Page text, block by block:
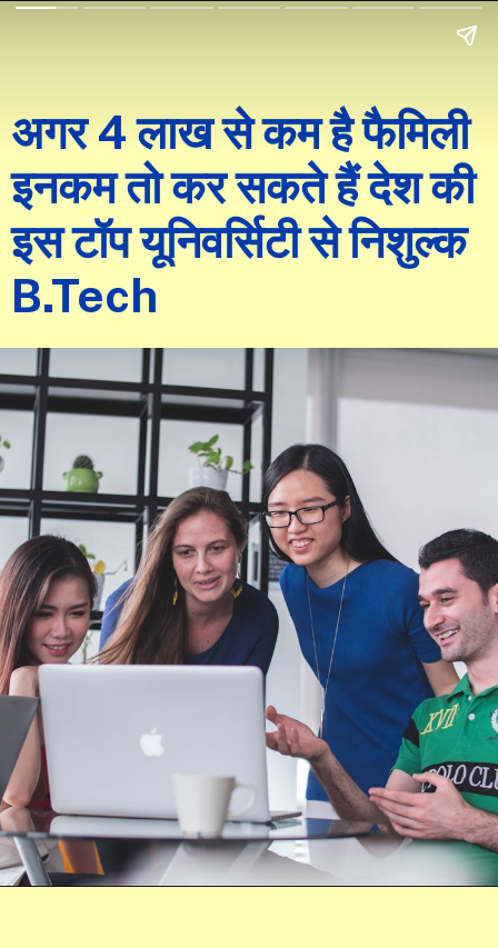
अगर 4 लाख से कम है फैमिली
इनकम तो कर सकते हैं देश की
इस टॉप यूनिवर्सिटी से निशुल्क
B.Tech